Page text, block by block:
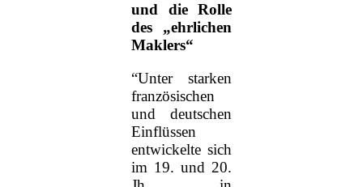
und die Rolle
des „ehrlichen
Maklers“
“Unter starken
französischen
und deutschen
Einflüssen
entwickelte sich
im 19. und 20.